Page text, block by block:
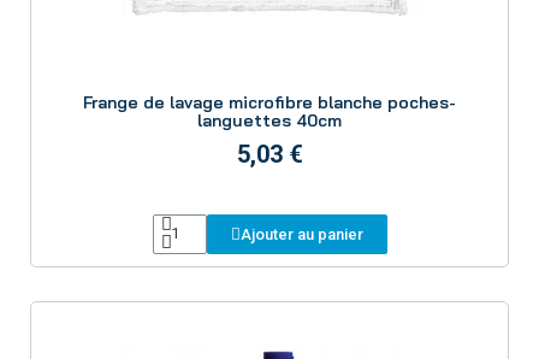
Frange de lavage microfibre blanche poches-
languettes 40cm
5,03 €
Ajouter au panier